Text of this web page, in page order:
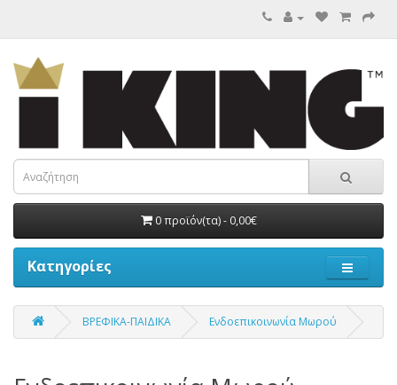
0 προϊόν(τα) - 0,00€
Κατηγορίες
ΒΡΕΦΙΚΑ-ΠΑΙΔΙΚΑ Ενδοεπικοινωνία Μωρού